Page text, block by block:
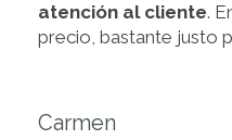
atención al cliente.
precio, bastante justo
Carmen